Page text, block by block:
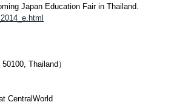
Japan Education Fair in Thailand.
Thailand）
CentralWorld